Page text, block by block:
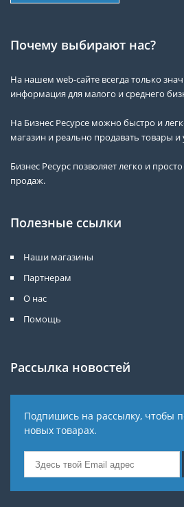
Почему выбирают нас?
На нашем web-сайте всегда только
информация для малого и среднего
На Бизнес Ресурсе можно быстро и
магазин и реально продавать товары и
Бизнес Ресурс позволяет легко и
продаж.
Полезные ссылки
Наши магазины
Партнерам
О нас
Помощь
Рассылка новостей
Подпишись на рассылку, чтобы
новых товарах.